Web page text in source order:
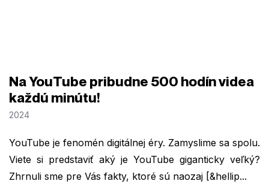
Na YouTube pribudne 500 hodín videa
každú minútu!
2024
YouTube je fenomén digitálnej éry. Zamyslime sa spolu.
Viete si predstaviť aký je YouTube giganticky veľký?
Zhrnuli sme pre Vás fakty, ktoré sú naozaj [&hellip...